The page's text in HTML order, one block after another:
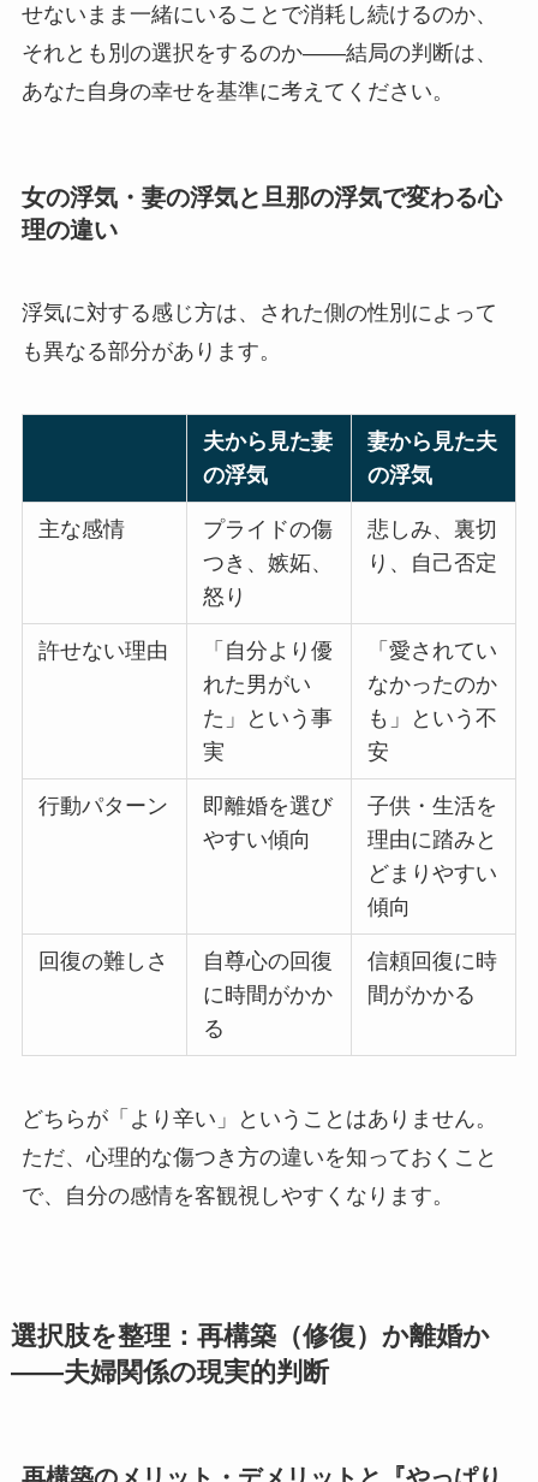
せないまま一緒にいることで消耗し続けるのか、
それとも別の選択をするのか——結局の判断は、
あなた自身の幸せを基準に考えてください。
女の浮気・妻の浮気と旦那の浮気で変わる心
理の違い
浮気に対する感じ方は、された側の性別によって
も異なる部分があります。
夫から見た妻
の浮気
妻から見た夫
の浮気
主な感情
プライドの傷
つき、嫉妬、
怒り
悲しみ、裏切
り、自己否定
許せない理由
「自分より優
れた男がい
た」という事
実
「愛されてい
なかったのか
も」という不
安
行動パターン
即離婚を選び
やすい傾向
子供・生活を
理由に踏みと
どまりやすい
傾向
回復の難しさ
自尊心の回復
に時間がかか
る
信頼回復に時
間がかかる
どちらが「より辛い」ということはありません。
ただ、心理的な傷つき方の違いを知っておくこと
で、自分の感情を客観視しやすくなります。
選択肢を整理：再構築（修復）か離婚か
——夫婦関係の現実的判断